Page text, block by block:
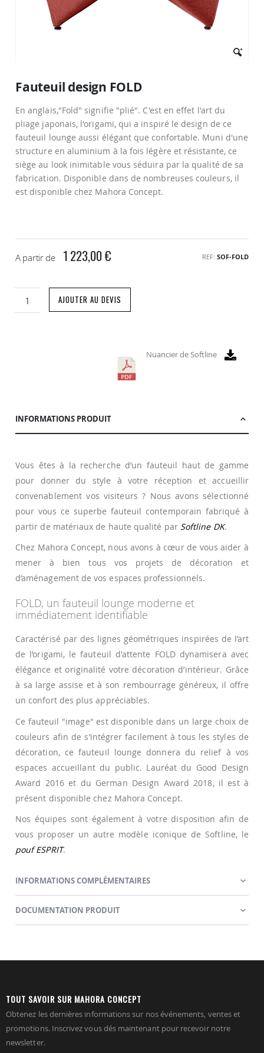
début
la
Galerie
d’images
Fauteuil design FOLD
En anglais,"Fold" signifie "plié". C'est en effet l'art du
pliage japonais, l'origami, qui a inspiré le design de ce
fauteuil lounge aussi élégant que confortable. Muni d'une
structure en aluminium à la fois légère et résistante, ce
siège au look inimitable vous séduira par la qualité de sa
fabrication. Disponible dans de nombreuses couleurs, il
est disponible chez Mahora Concept.
A partir de 1 223,00 € REF SOF-FOLD
AJOUTER AU DEVIS
Nuancier de Softline
INFORMATIONS PRODUIT
Vous êtes à la recherche d’un fauteuil haut de gamme
pour donner du style à votre réception et accueillir
convenablement vos visiteurs ? Nous avons sélectionné
pour vous ce superbe fauteuil contemporain fabriqué à
partir de matériaux de haute qualité par Softline DK.
Chez Mahora Concept, nous avons à cœur de vous aider à
mener à bien tous vos projets de décoration et
d’aménagement de vos espaces professionnels.
FOLD, un fauteuil lounge moderne et
immédiatement identifiable
Caractérisé par des lignes géométriques inspirées de l’art
de l’origami, le fauteuil d'attente FOLD dynamisera avec
élégance et originalité votre décoration d’intérieur. Grâce
à sa large assise et à son rembourrage généreux, il offre
un confort des plus appréciables.
Ce fauteuil "image" est disponible dans un large choix de
couleurs afin de s’intégrer facilement à tous les styles de
décoration, ce fauteuil lounge donnera du relief à vos
espaces accueillant du public. Lauréat du Good Design
Award 2016 et du German Design Award 2018, il est à
présent disponible chez Mahora Concept.
Nos équipes sont également à votre disposition afin de
vous proposer un autre modèle iconique de Softline, le
pouf ESPRIT.
INFORMATIONS COMPLÉMENTAIRES
DOCUMENTATION PRODUIT
TOUT SAVOIR SUR MAHORA CONCEPT
Obtenez les dernières informations sur nos événements, ventes et
promotions. Inscrivez vous dés maintenant pour recevoir notre
newsletter.